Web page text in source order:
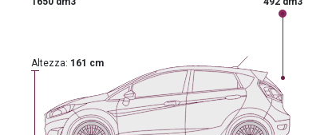
Altezza: 161 cm